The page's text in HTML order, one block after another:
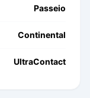
Passeio
Continental
UltraContact